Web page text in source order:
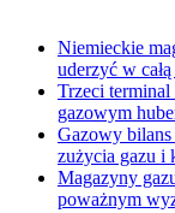
Niemieckie
uderzyć w
Trzeci
gazowym
Gazowy
zużycia gazu i
Magazyny
poważnym